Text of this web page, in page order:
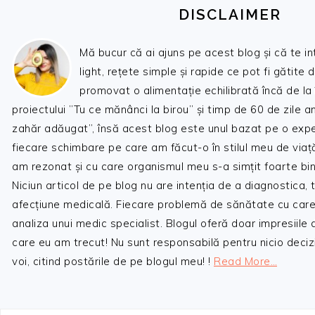
DISCLAIMER
Mă bucur că ai ajuns pe acest blog și că te
light, rețete simple și rapide ce pot fi gătite
promovat o alimentație echilibrată încă de
proiectului ”Tu ce mănânci la birou” și timp de 60 de zile
zahăr adăugat”, însă acest blog este unul bazat pe o
fiecare schimbare pe care am făcut-o în stilul meu de
am rezonat și cu care organismul meu s-a simțit foarte
Niciun articol de pe blog nu are intenția de a diagnostica,
afecțiune medicală. Fiecare problemă de sănătate cu
analiza unui medic specialist. Blogul oferă doar impresiile
care eu am trecut! Nu sunt responsabilă pentru nicio
voi, citind postările de pe blogul meu! ! Read More…